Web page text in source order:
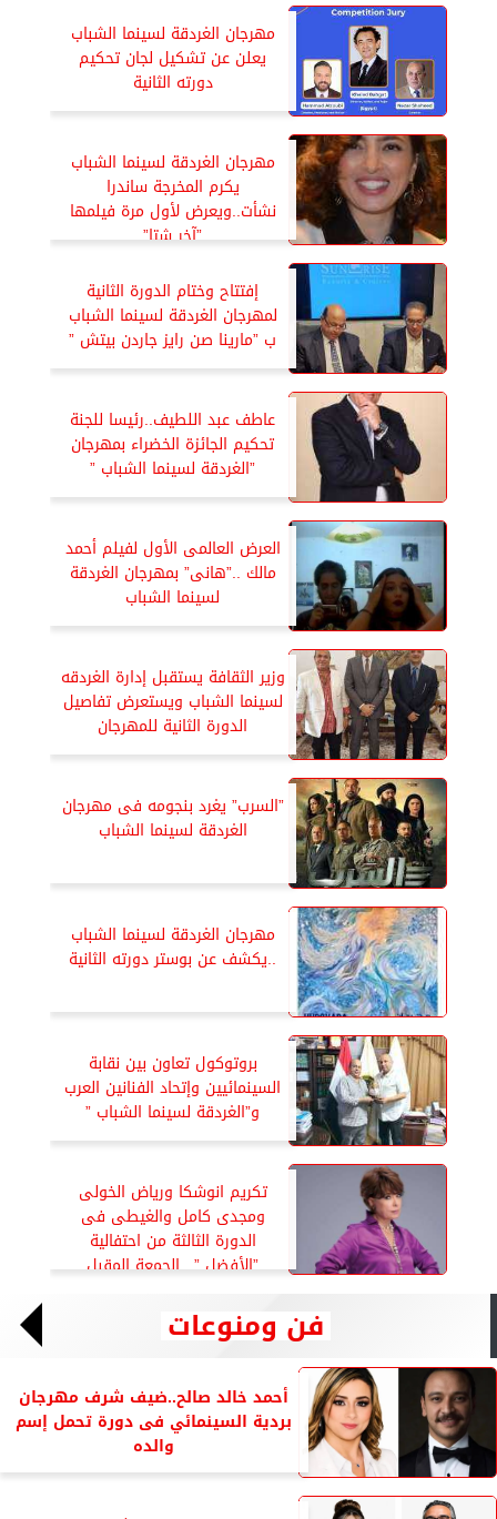
مهرجان الغردقة لسينما الشباب
يعلن عن تشكيل لجان تحكيم
دورته الثانية
مهرجان الغردقة لسينما الشباب
يكرم المخرجة ساندرا
نشأت..ويعرض لأول مرة فيلمها
”آخر شتا”
إفتتاح وختام الدورة الثانية
لمهرجان الغردقة لسينما الشباب
ب ”مارينا صن رايز جاردن بيتش ”
عاطف عبد اللطيف..رئيسا للجنة
تحكيم الجائزة الخضراء بمهرجان
”الغردقة لسينما الشباب ”
العرض العالمى الأول لفيلم أحمد
مالك ..”هانى” بمهرجان الغردقة
لسينما الشباب
وزير الثقافة يستقبل إدارة الغردقه
لسينما الشباب ويستعرض تفاصيل
الدورة الثانية للمهرجان
”السرب” يغرد بنجومه فى مهرجان
الغردقة لسينما الشباب
مهرجان الغردقة لسينما الشباب
..يكشف عن بوستر دورته الثانية
بروتوكول تعاون بين نقابة
السينمائيين وإتحاد الفنانين العرب
و”الغردقة لسينما الشباب ”
تكريم انوشكا ورياض الخولى
ومجدى كامل والغيطى فى
الدورة الثالثة من احتفالية
”الأفضل ” ..الجمعة المقبل
فن ومنوعات
أحمد خالد صالح..ضيف شرف مهرجان
بردية السينمائي فى دورة تحمل إسم
والده